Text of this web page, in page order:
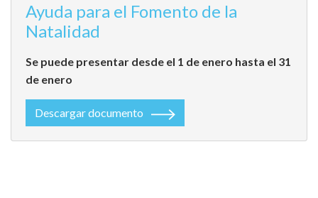
Ayuda para el Fomento de la
Natalidad
Se puede presentar desde el 1 de enero hasta el 31
de enero
Descargar documento